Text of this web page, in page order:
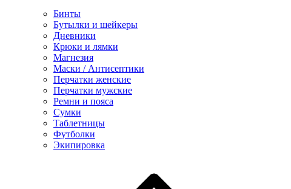
Бинты
Бутылки и шейкеры
Дневники
Крюки и лямки
Магнезия
Маски / Антисептики
Перчатки женские
Перчатки мужские
Ремни и пояса
Сумки
Таблетницы
Футболки
Экипировка